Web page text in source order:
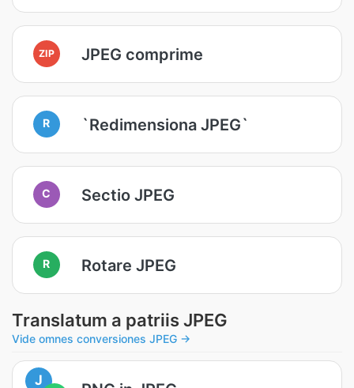
ZIP JPEG comprime
R `Redimensiona JPEG`
C Sectio JPEG
R Rotare JPEG
Translatum a patriis JPEG
Vide omnes conversiones JPEG →
J